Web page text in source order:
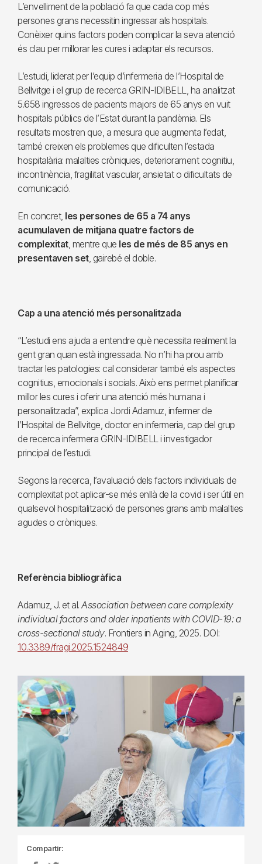
L’envelliment de la població fa que cada cop més
persones grans necessitin ingressar als hospitals.
Conèixer quins factors poden complicar la seva atenció
és clau per millorar les cures i adaptar els recursos.
L’estudi, liderat per l’equip d’infermeria de l’Hospital de
Bellvitge i el grup de recerca GRIN-IDIBELL, ha analitzat
5.658 ingressos de pacients majors de 65 anys en vuit
hospitals públics de l’Estat durant la pandèmia. Els
resultats mostren que, a mesura que augmenta l’edat,
també creixen els problemes que dificulten l’estada
hospitalària: malalties cròniques, deteriorament cognitiu,
incontinència, fragilitat vascular, ansietat o dificultats de
comunicació.
En concret, les persones de 65 a 74 anys
acumulaven de mitjana quatre factors de
complexitat, mentre que les de més de 85 anys en
presentaven set, gairebé el doble.
Cap a una atenció més personalitzada
“L’estudi ens ajuda a entendre què necessita realment la
gent gran quan està ingressada. No n’hi ha prou amb
tractar les patologies: cal considerar també els aspectes
cognitius, emocionals i socials. Això ens permet planificar
millor les cures i oferir una atenció més humana i
personalitzada”, explica Jordi Adamuz, infermer de
l’Hospital de Bellvitge, doctor en infermeria, cap del grup
de recerca infermera GRIN-IDIBELL i investigador
principal de l’estudi.
Segons la recerca, l’avaluació dels factors individuals de
complexitat pot aplicar-se més enllà de la covid i ser útil en
qualsevol hospitalització de persones grans amb malalties
agudes o cròniques.
Referència bibliogràfica
Adamuz, J. et al. Association between care complexity
individual factors and older inpatients with COVID-19: a
cross-sectional study. Frontiers in Aging, 2025. DOI:
10.3389/fragi.2025.1524849
Compartir: